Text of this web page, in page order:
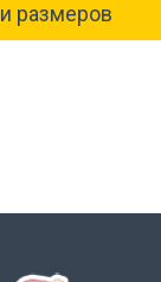
и размеров